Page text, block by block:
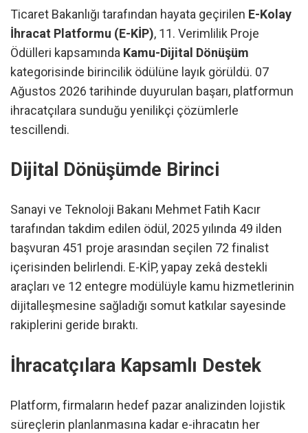
Ticaret Bakanlığı tarafından hayata geçirilen E-Kolay
İhracat Platformu (E-KİP), 11. Verimlilik Proje
Ödülleri kapsamında Kamu-Dijital Dönüşüm
kategorisinde birincilik ödülüne layık görüldü. 07
Ağustos 2026 tarihinde duyurulan başarı, platformun
ihracatçılara sunduğu yenilikçi çözümlerle
tescillendi.
Dijital Dönüşümde Birinci
Sanayi ve Teknoloji Bakanı Mehmet Fatih Kacır
tarafından takdim edilen ödül, 2025 yılında 49 ilden
başvuran 451 proje arasından seçilen 72 finalist
içerisinden belirlendi. E-KİP, yapay zekâ destekli
araçları ve 12 entegre modülüyle kamu hizmetlerinin
dijitalleşmesine sağladığı somut katkılar sayesinde
rakiplerini geride bıraktı.
İhracatçılara Kapsamlı Destek
Platform, firmaların hedef pazar analizinden lojistik
süreçlerin planlanmasına kadar e-ihracatın her